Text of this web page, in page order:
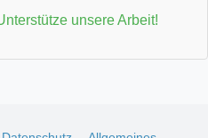
unsere Arbeit!